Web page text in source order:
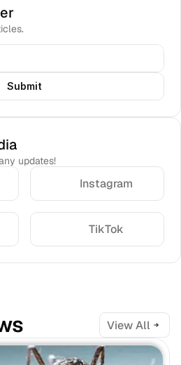
Submit
updates!
Instagram
TikTok
View All